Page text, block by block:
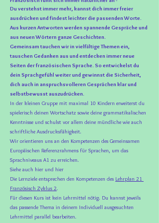
Du verstehst immer mehr, kannst dich immer freier
ausdrücken und findest leichter die passenden Worte.
Aus kurzen Antworten werden spannende Gespräche und
aus neuen Wörtern ganze Geschichten.
Gemeinsam tauchen wir in vielfältige Themen ein,
tauschen Gedanken aus und entdecken immer neue
Seiten der französischen Sprache. So entwickelst du
dein Sprachgefühl weiter und gewinnst die Sicherheit,
dich auch in anspruchsvolleren Gesprächen klar und
selbstbewusst auszudrücken.
In der kleinen Gruppe mit maximal 10 Kindern erweiterst du
spielerisch deinen Wortschatz sowie deine grammatikalischen
Kenntnisse und schulst vor allem deine mündliche wie auch
schriftliche Ausdrucksfähigkeit.
Wir orientieren uns an den Kompetenzen des Gemeinsamen
Europäischen Referenzrahmens für Sprachen, um das
Sprachniveaus A1 zu erreichen.
Siehe auch hier und hier
Die Lernziele entsprechen den Kompetenzen des Lehrplan 21
Französisch Zyklus 2.
Für diesen Kurs ist kein Lehrmittel nötig. Du kannst jeweils
das passende Thema in deinem Individuell ausgesuchten
Lehrmittel parallel bearbeiten.